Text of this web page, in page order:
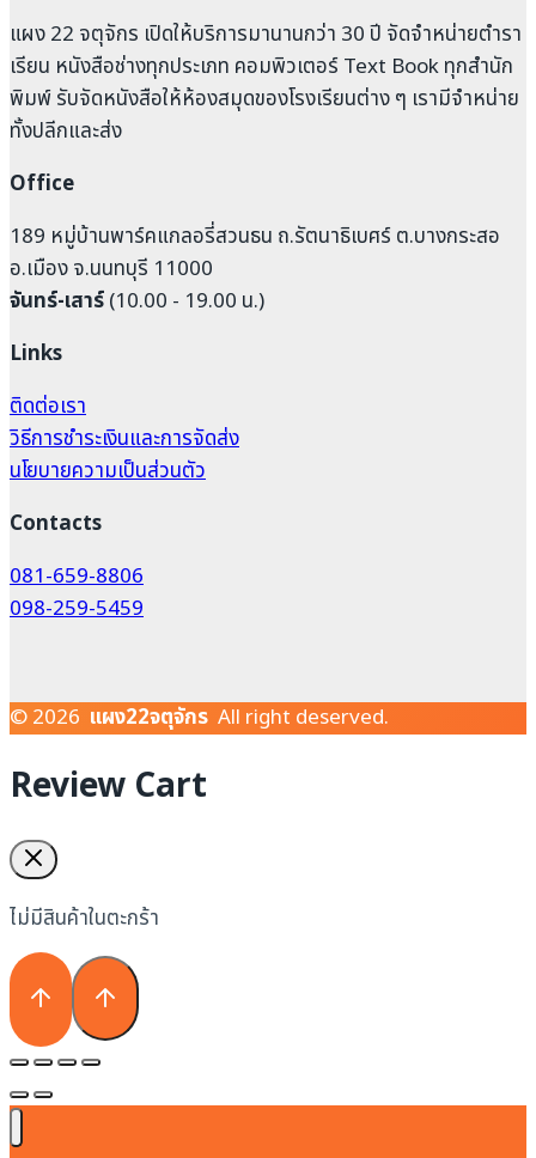
แผง 22 จตุจักร เปิดให้บริการมานานกว่า 30 ปี จัดจำหน่ายตำรา
เรียน หนังสือช่างทุกประเภท คอมพิวเตอร์ Text Book ทุกสำนัก
พิมพ์ รับจัดหนังสือให้ห้องสมุดของโรงเรียนต่าง ๆ เรามีจำหน่าย
ทั้งปลีกและส่ง
Office
189 หมู่บ้านพาร์คแกลอรี่สวนธน ถ.รัตนาธิเบศร์ ต.บางกระสอ
อ.เมือง จ.นนทบุรี 11000
จันทร์-เสาร์(10.00 - 19.00 น.)
Links
ติดต่อเรา
วิธีการชำระเงินและการจัดส่ง
นโยบายความเป็นส่วนตัว
Contacts
081-659-8806
098-259-5459
© 2026 แผง22จตุจักร All right deserved.
Review Cart
ไม่มีสินค้าในตะกร้า